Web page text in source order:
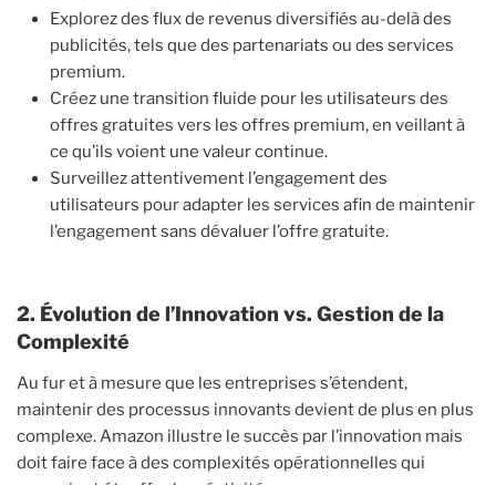
Explorez des flux de revenus diversifiés au-delà des
publicités, tels que des partenariats ou des services
premium.
Créez une transition fluide pour les utilisateurs des
offres gratuites vers les offres premium, en veillant à
ce qu’ils voient une valeur continue.
Surveillez attentivement l’engagement des
utilisateurs pour adapter les services afin de maintenir
l’engagement sans dévaluer l’offre gratuite.
2. Évolution de l’Innovation vs. Gestion de la
Complexité
Au fur et à mesure que les entreprises s’étendent,
maintenir des processus innovants devient de plus en plus
complexe. Amazon illustre le succès par l’innovation mais
doit faire face à des complexités opérationnelles qui